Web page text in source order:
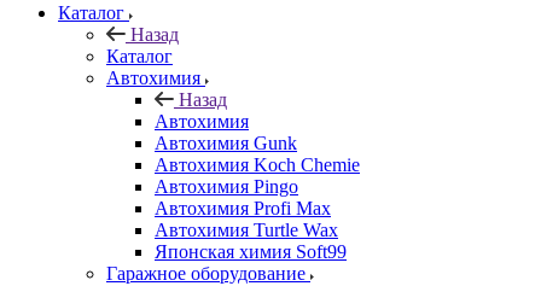
Каталог
Назад
Каталог
Автохимия
Назад
Автохимия
Автохимия Gunk
Автохимия Koch Chemie
Автохимия Pingo
Автохимия Profi Max
Автохимия Turtle Wax
Японская химия Soft99
Гаражное оборудование